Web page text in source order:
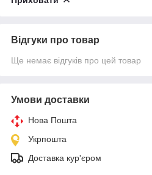
Відгуки про товар
Ще немає відгуків про цей товар
Умови доставки
Нова Пошта
Укрпошта
Доставка кур'єром